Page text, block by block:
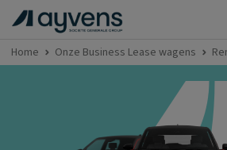
Home Onze Business Lease wagens